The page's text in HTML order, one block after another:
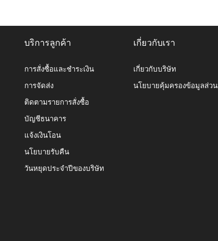
บริการลูกค้า
การสั่งซื้อและชำระเงิน
การจัดส่ง
ติดตามรายการสั่งซื้อ
บัญชีธนาคาร
แจ้งเงินโอน
นโยบายรับคืน
วันหยุดประจำปีของบริษัท
เกี่ยวกับเรา
เกี่ยวกับบริษัท
นโยบายคุ้มครองข้อมูลส่ว